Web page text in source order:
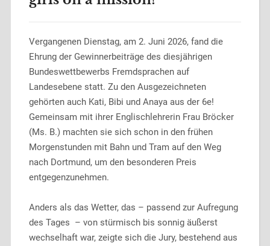
Vergangenen Dienstag, am 2. Juni 2026, fand die
Ehrung der Gewinnerbeiträge des diesjährigen
Bundeswettbewerbs Fremdsprachen auf
Landesebene statt. Zu den Ausgezeichneten
gehörten auch Kati, Bibi und Anaya aus der 6e!
Gemeinsam mit ihrer Englischlehrerin Frau Bröcker
(Ms. B.) machten sie sich schon in den frühen
Morgenstunden mit Bahn und Tram auf den Weg
nach Dortmund, um den besonderen Preis
entgegenzunehmen.
Anders als das Wetter, das – passend zur Aufregung
des Tages – von stürmisch bis sonnig äußerst
wechselhaft war, zeigte sich die Jury, bestehend aus